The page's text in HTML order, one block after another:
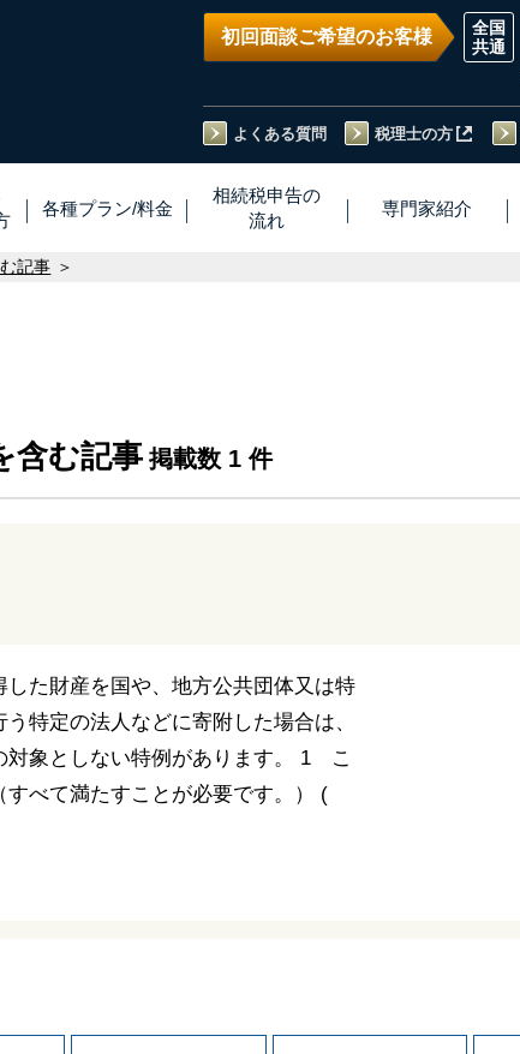
初回面談ご希望のお客様
よくある質問 税理士の方
各種プラン/料金
相続税申告の
流れ
専門家紹介
記事
含む記事 掲載数 1 件
た財産を国や、地方公共団体又は特
特定の法人などに寄附した場合は、
対象としない特例があります。 1 こ
べて満たすことが必要です。） (